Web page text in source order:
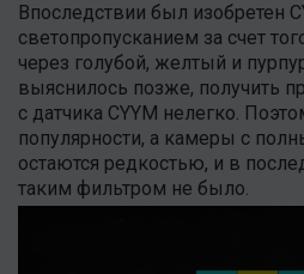
Впоследствии был изобретен
светопропусканием за счет
через голубой, желтый и
выяснилось позже, получить
с датчика CYYM нелегко.
популярности, а камеры с
остаются редкостью, и в
таким фильтром не было.